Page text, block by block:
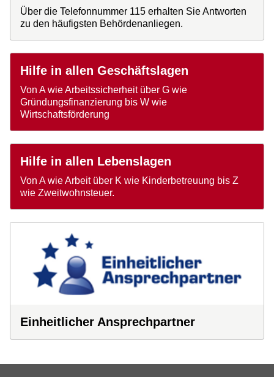
Über die Telefonnummer 115 erhalten Sie Antworten
zu den häufigsten Behördenanliegen.
Hilfe in allen Geschäftslagen
Von A wie Arbeitssicherheit über G wie
Gründungsfinanzierung bis W wie
Wirtschaftsförderung
Hilfe in allen Lebenslagen
Von A wie Arbeit über K wie Kinderbetreuung bis Z
wie Zweitwohnsteuer.
Einheitlicher Ansprechpartner